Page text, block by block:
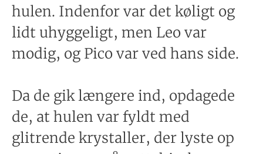
hulen. Indenfor var det køligt og
lidt uhyggeligt, men Leo var
modig, og Pico var ved hans side.
Da de gik længere ind, opdagede
de, at hulen var fyldt med
glitrende krystaller, der lyste op